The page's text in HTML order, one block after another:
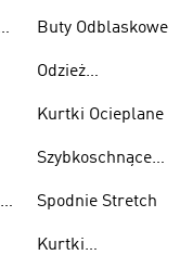
Buty Odblaskowe
Odzież
Kurtki Ocieplane
Szybkoschnące
Spodnie Stretch
Kurtki